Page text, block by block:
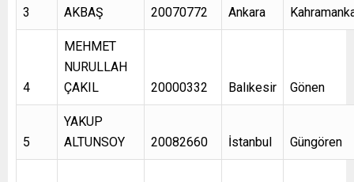
3
AKBAŞ
20070772 Ankara
4
MEHMET
NURULLAH
ÇAKIL
20000332 Balıkesir Gönen
5
YAKUP
ALTUNSOY
20082660 İstanbul Güngören